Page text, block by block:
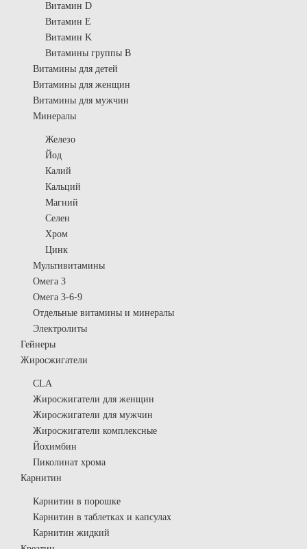
Витамин D
Витамин E
Витамин K
Витамины группы B
Витамины для детей
Витамины для женщин
Витамины для мужчин
Минералы
Железо
Йод
Калий
Кальций
Магний
Селен
Хром
Цинк
Мультивитамины
Омега 3
Омега 3-6-9
Отдельные витамины и минералы
Электролиты
Гейнеры
Жиросжигатели
CLA
Жиросжигатели для женщин
Жиросжигатели для мужчин
Жиросжигатели комплексные
Йохимбин
Пиколинат хрома
Карнитин
Карнитин в порошке
Карнитин в таблетках и капсулах
Карнитин жидкий